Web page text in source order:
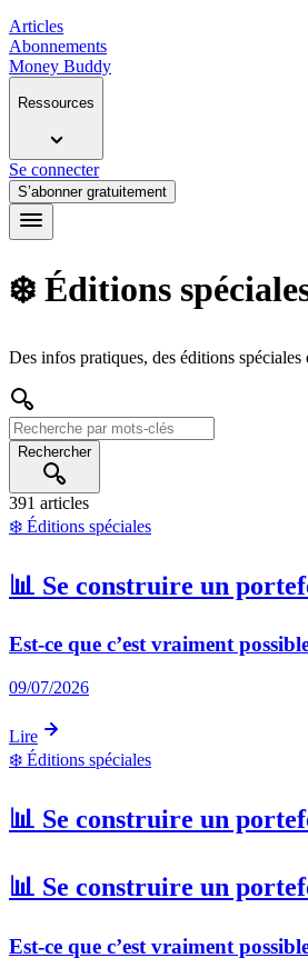
Articles
Abonnements
Money Buddy
Ressources
Se connecter
S’abonner gratuitement
❄️ Éditions
Des infos pratiques, des éditions
Rechercher
391 articles
❄️ Éditions spéciales
📊 Se construire un
Est-ce que c’est vraiment
09/07/2026
Lire
❄️ Éditions spéciales
📊 Se construire un
📊 Se construire un
Est-ce que c’est vraiment